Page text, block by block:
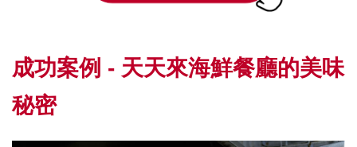
成功案例 - 天天來海鮮餐廳的美味
秘密